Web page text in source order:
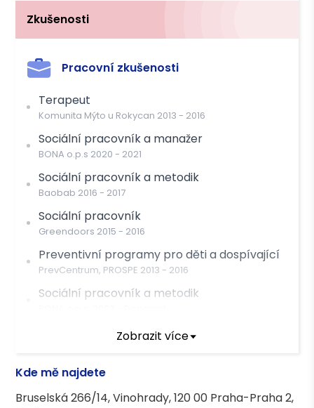
Platba
Zkušenosti
Pracovní zkušenosti
Terapeut
Komunita Mýto u Rokycan 2013 - 2016
Sociální pracovník a manažer
BONA o.p.s 2020 - 2021
Sociální pracovník a metodik
Baobab 2016 - 2017
Sociální pracovník
Greendoors 2015 - 2016
Preventivní programy pro děti a dospívající
PrevCentrum, PROSPE 2013 - 2016
Sociální pracovník a metodik
Psychoanalytický psychoterapeutický
Zobrazit více
Kde mě najdete
Bruselská 266/14, Vinohrady, 120 00 Praha-Praha 2,